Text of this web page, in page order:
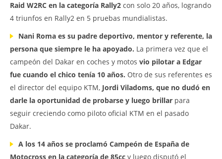
Raid W2RC en la categoría Rally2 con solo 20 años, logrando
4 triunfos en Rally2 en 5 pruebas mundialistas.
Nani Roma es su padre deportivo, mentor y referente, la
persona que siempre le ha apoyado. La primera vez que el
campeón del Dakar en coches y motos vio pilotar a Edgar
fue cuando el chico tenía 10 años. Otro de sus referentes es
el director del equipo KTM, Jordi Viladoms, que no dudó en
darle la oportunidad de probarse y luego brillar para
seguir creciendo como piloto oficial KTM en el pasado
Dakar.
A los 14 años se proclamó Campeón de España de
Motocross en la categoría de 85cc y luego disputó el